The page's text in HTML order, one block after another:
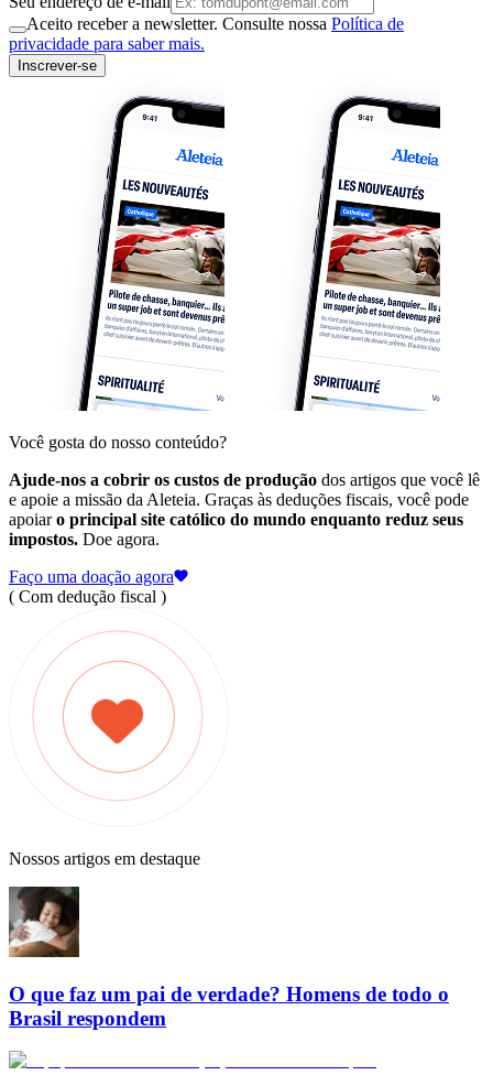
Aceito receber a newsletter. Consulte nossa Política de
privacidade para saber mais.
Inscrever-se
Você gosta do nosso conteúdo?
Ajude-nos a cobrir os custos de produção dos artigos que você lê
e apoie a missão da Aleteia. Graças às deduções fiscais, você pode
apoiaro principal site católico do mundo enquanto reduz seus
impostos. Doe agora.
Faço uma doação agora
( Com dedução fiscal )
Nossos artigos em destaque
O que faz um pai de verdade? Homens de todo o
Brasil respondem